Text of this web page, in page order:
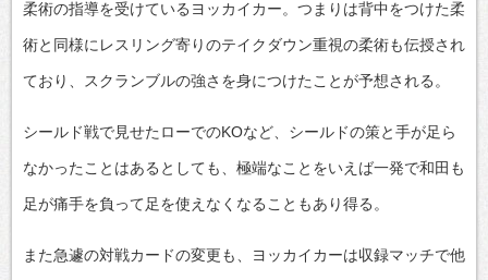
柔術の指導を受けているヨッカイカー。つまりは背中をつけた柔
術と同様にレスリング寄りのテイクダウン重視の柔術も伝授され
ており、スクランブルの強さを身につけたことが予想される。
シールド戦で見せたローでのKOなど、シールドの策と手が足ら
なかったことはあるとしても、極端なことをいえば一発で和田も
足が痛手を負って足を使えなくなることもあり得る。
また急遽の対戦カードの変更も、ヨッカイカーは収録マッチで他